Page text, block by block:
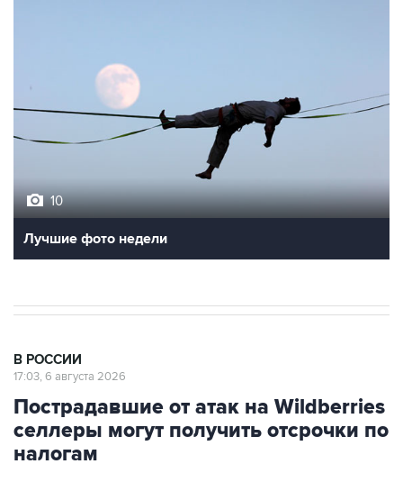
10
Лучшие фото недели
В РОССИИ
17:03, 6 августа 2026
Пострадавшие от атак на Wildberries
селлеры могут получить отсрочки по
налогам